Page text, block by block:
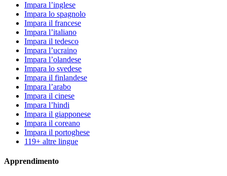
Impara l’inglese
Impara lo spagnolo
Impara il francese
Impara l’italiano
Impara il tedesco
Impara l’ucraino
Impara l’olandese
Impara lo svedese
Impara il finlandese
Impara l’arabo
Impara il cinese
Impara l’hindi
Impara il giapponese
Impara il coreano
Impara il portoghese
119+ altre lingue
Apprendimento